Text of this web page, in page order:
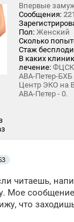
Впервые
Сообщения:
Пол: Женский
Сколько
Стаж
В каких
лечение:
АВА-Петер-БХБ
Центр ЭКО на
АВА-Петер - 0.
читаешь,
Мое сообщение
что